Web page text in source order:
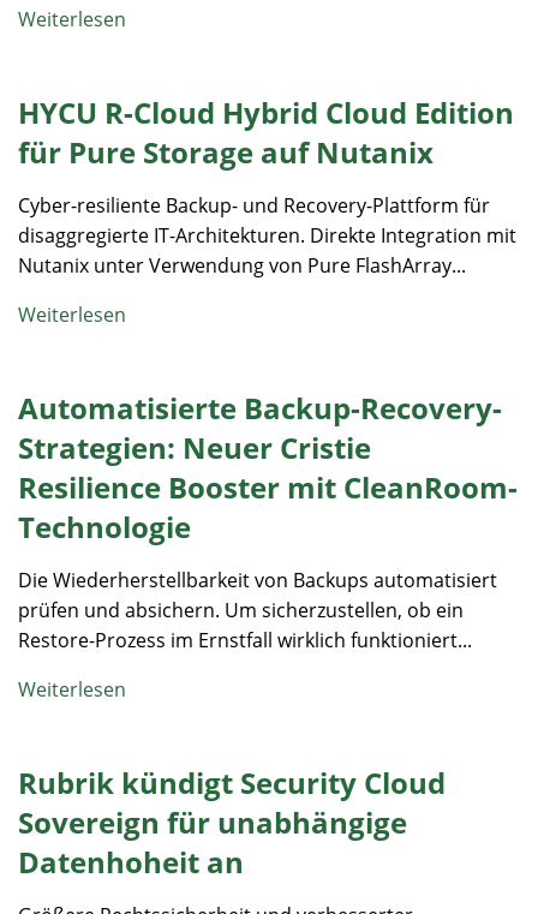
Weiterlesen
HYCU R-Cloud Hybrid Cloud Edition
für Pure Storage auf Nutanix
Cyber-resiliente Backup- und Recovery-Plattform für
disaggregierte IT-Architekturen. Direkte Integration mit
Nutanix unter Verwendung von Pure FlashArray...
Weiterlesen
Automatisierte Backup-Recovery-
Strategien: Neuer Cristie
Resilience Booster mit CleanRoom-
Technologie
Die Wiederherstellbarkeit von Backups automatisiert
prüfen und absichern. Um sicherzustellen, ob ein
Restore-Prozess im Ernstfall wirklich funktioniert...
Weiterlesen
Rubrik kündigt Security Cloud
Sovereign für unabhängige
Datenhoheit an